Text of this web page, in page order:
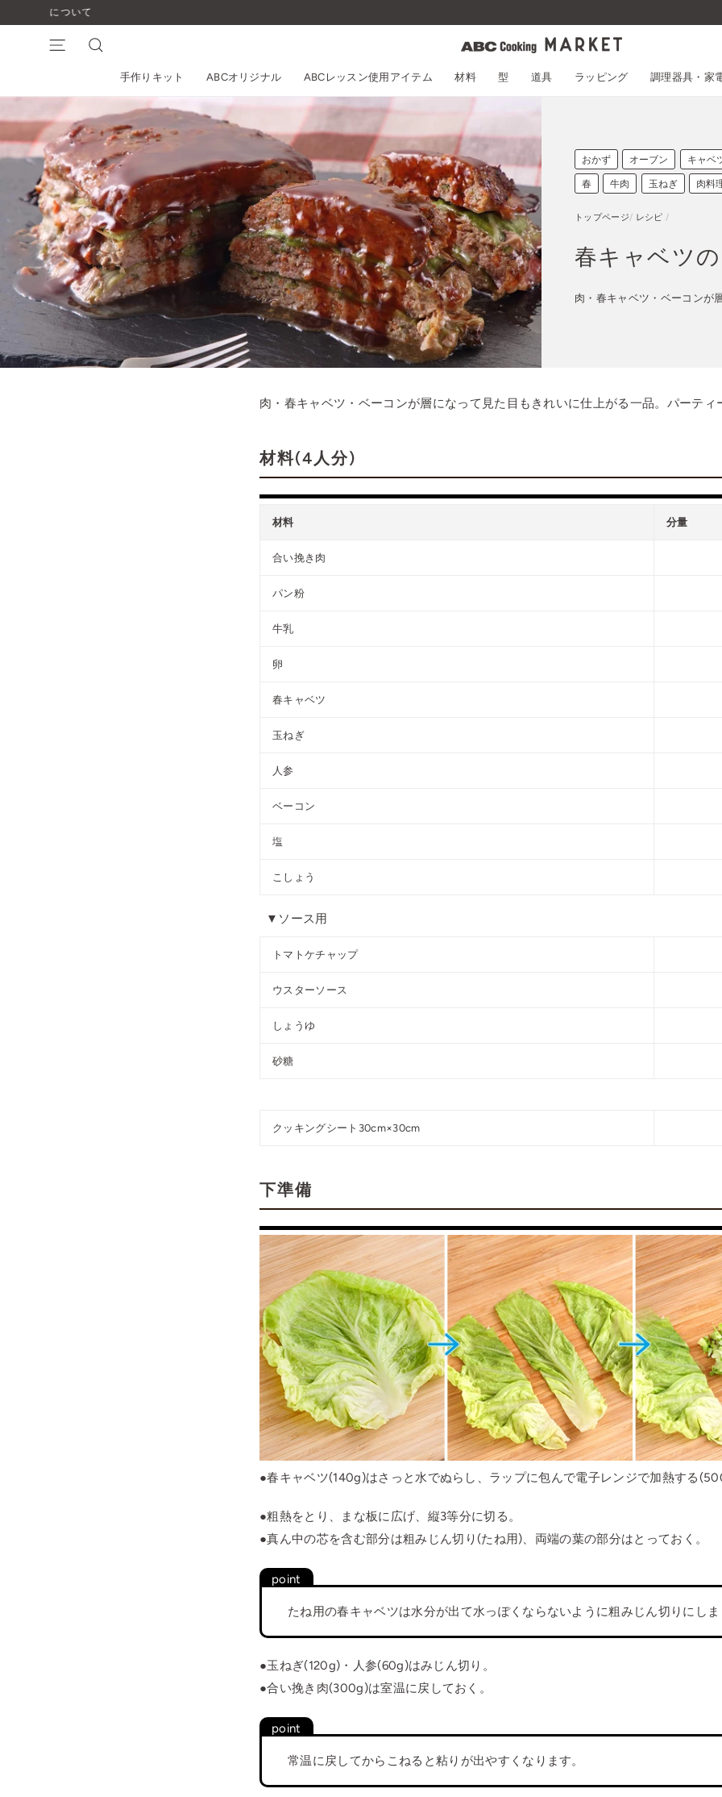
ン
ス
キ
ッ
手作りキット
ABCオリジナル ABCレッスン使用アイテム 材料 型 道具 ラッピング 調理器具・家
おかず オーブン キャベ
春 牛肉 玉ねぎ 肉料
トップページ/ レシピ /
春キャベツ
肉・春キャベツ・ベーコンが
肉・春キャベツ・ベーコンが層になって見た目もきれいに仕上がる一品。パーティ
材料(4人分)
材料 分量
合い挽き肉
パン粉
牛乳
卵
春キャベツ
玉ねぎ
人参
ベーコン
塩
こしょう
▼ソース用
トマトケチャップ
ウスターソース
しょうゆ
砂糖
クッキングシート30cm×30cm
下準備
●春キャベツ(140g)はさっと水でぬらし、ラップに包んで電子レンジで加熱する
●粗熱をとり、まな板に広げ、縦3等分に切る。
●真ん中の芯を含む部分は粗みじん切り(たね用)、両端の葉の部分はとっておく。
たね用の春キャベツは水分が出て水っぽくならないように粗みじん切りにし
●玉ねぎ(120g)・人参(60g)はみじん切り。
●合い挽き肉(300g)は室温に戻しておく。
常温に戻してからこねると粘りが出やすくなります。